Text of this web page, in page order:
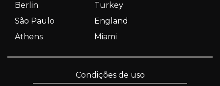
Berlin
Turkey
São Paulo
England
Athens
Miami
Condições de uso